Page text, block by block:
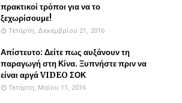
πρακτικοί τρόποι για να το
ξεχωρίσουμε!
Τετάρτη, Δεκεμβρίου 21, 2016
Απίστευτο: Δείτε πως αυξάνουν τη
παραγωγή στη Κίνα. Ξυπνήστε πριν να
είναι αργά VIDEO ΣΟΚ
Τετάρτη, Μαΐου 11, 2016